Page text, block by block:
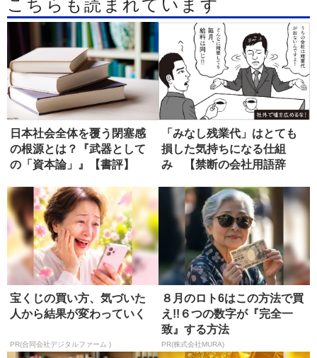
こちらも読まれています
日本社会全体を覆う閉塞感
の根源とは？『武器として
の「資本論」』【書評】
「みなし残業代」はとても
損した気持ちになる仕組
み 【禁断の会社用語辞
宝くじの買い方、気づいた
人から結果が変わっていく
PR(合同会社デジタルファーム )
８月のロト6はこの方法で買
え!!６つの数字が『完全一
致』する方法
PR(株式会社MURA)